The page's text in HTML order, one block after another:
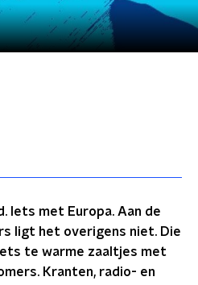
Iets met Europa. Aan de
ligt het overigens niet. Die
te warme zaaltjes met
Kranten, radio- en